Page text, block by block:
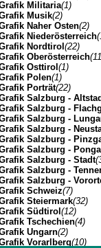
Militaria(1)
Musik(2)
Naher Osten(2)
Niederösterreich
Nordtirol (22)
Oberösterreich
Osttirol (1)
Polen(1)
Porträt(22)
Salzburg -
Salzburg -
Salzburg -
Salzburg -
Salzburg -
Salzburg -
Salzburg - Stadt
Salzburg -
Salzburg -
Schweiz(7)
Steiermark(32)
Südtirol (12)
Tschechien(4)
Ungarn(2)
Vorarlberg(10)